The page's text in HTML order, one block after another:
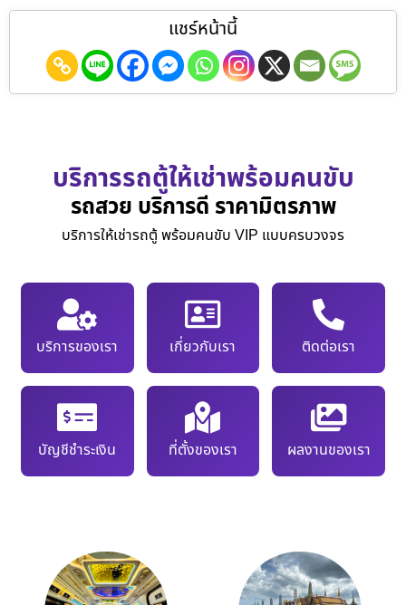
แชร์หน้านี้
บริการรถตู้ให้เช่าพร้อมคนขับ
รถสวย บริการดี ราคามิตรภาพ
บริการให้เช่ารถตู้ พร้อมคนขับ VIP แบบครบวงจร
บริการของเรา เกี่ยวกับเรา ติดต่อเรา
บัญชีชำระเงิน ที่ตั้งของเรา ผลงานของเรา